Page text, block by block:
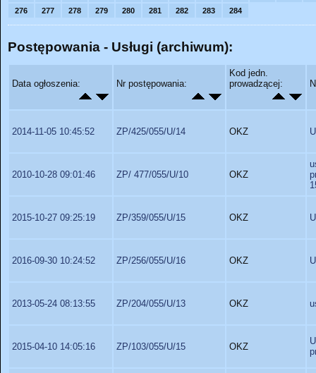
276
277 278 279 280 281 282 283 284
Postępowania - Usługi (archiwum):
Data ogłoszenia: Nr postępowania:
Kod jedn.
prowadzącej:
2014-11-05 10:45:52 ZP/425/055/U/14 OKZ
2010-10-28 09:01:46 ZP/ 477/055/U/10 OKZ
2015-10-27 09:25:19 ZP/359/055/U/15 OKZ
2016-09-30 10:24:52 ZP/256/055/U/16 OKZ
2013-05-24 08:13:55 ZP/204/055/U/13 OKZ
2015-04-10 14:05:16 ZP/103/055/U/15 OKZ